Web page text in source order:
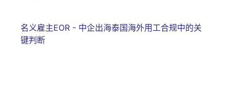
名义雇主EOR - 中企出海泰国海外用工合规中的关
键判断